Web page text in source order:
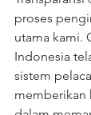
proses
utama kami.
Indonesia
sistem
memberikan